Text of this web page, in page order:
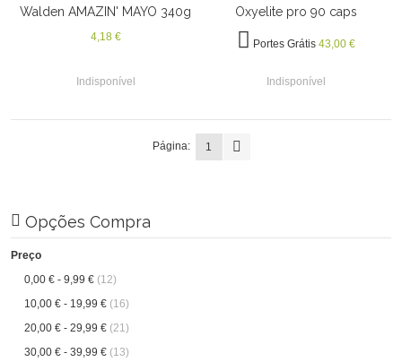
Walden AMAZIN' MAYO 340g
4,18 €
Indisponível
Oxyelite pro 90 caps
Portes Grátis 43,00 €
Indisponível
Página: 1
Opções Compra
Preço
0,00 € - 9,99 € (12)
10,00 € - 19,99 € (16)
20,00 € - 29,99 € (21)
30,00 € - 39,99 € (13)